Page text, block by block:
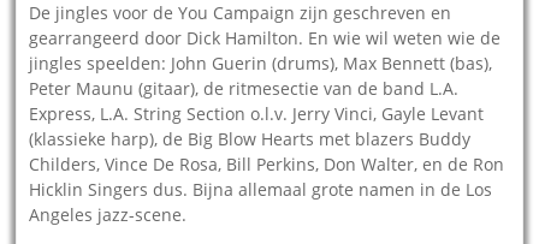
De jingles voor de You Campaign zijn geschreven en
gearrangeerd door Dick Hamilton. En wie wil weten wie de
jingles speelden: John Guerin (drums), Max Bennett (bas),
Peter Maunu (gitaar), de ritmesectie van de band L.A.
Express, L.A. String Section o.l.v. Jerry Vinci, Gayle Levant
(klassieke harp), de Big Blow Hearts met blazers Buddy
Childers, Vince De Rosa, Bill Perkins, Don Walter, en de Ron
Hicklin Singers dus. Bijna allemaal grote namen in de Los
Angeles jazz-scene.